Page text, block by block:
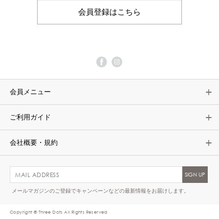
会員登録はこちら
会員メニュー
ご利用ガイド
会社概要・規約
メールマガジンのご登録でキャンペーンなどの最新情報をお届けします。
Copyright © Three Dots All Rights Reserved